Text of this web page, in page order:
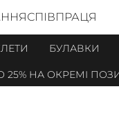
СПІВПРАЦЯ
БУЛАВКИ
НА ОКРЕМІ